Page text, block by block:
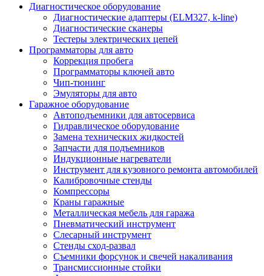
Диагностическое оборудование
Диагностические адаптеры (ELM327, k-line)
Диагностические сканеры
Тестеры электрических цепей
Программаторы для авто
Коррекция пробега
Программаторы ключей авто
Чип-тюнинг
Эмуляторы для авто
Гаражное оборудование
Автоподъемники для автосервиса
Гидравлическое оборудование
Замена технических жидкостей
Запчасти для подъемников
Индукционные нагреватели
Инструмент для кузовного ремонта автомобилей
Калибровочные стенды
Компрессоры
Краны гаражные
Металлическая мебель для гаража
Пневматический инструмент
Слесарный инструмент
Стенды сход-развал
Съемники форсунок и свечей накаливания
Трансмиссионные стойки